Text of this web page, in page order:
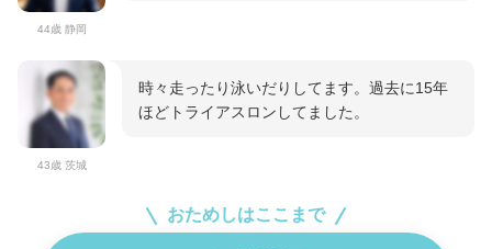
44歳 静岡
43歳 茨城
時々走ったり泳いだりしてます。過去に15年
ほどトライアスロンしてました。
おためしはここまで